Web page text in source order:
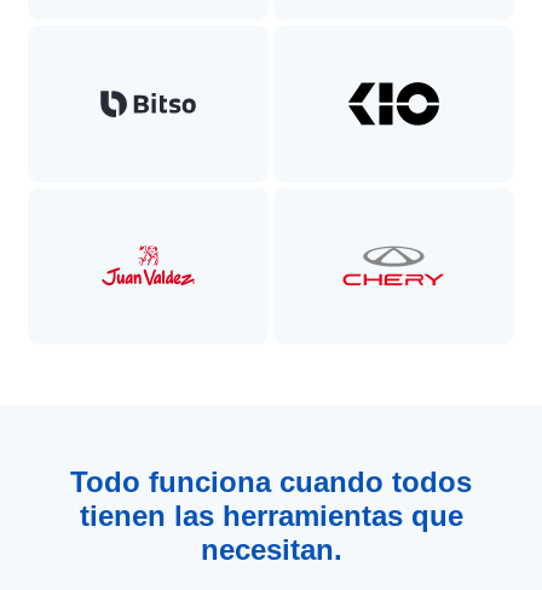
Todo funciona cuando todos
tienen las herramientas que
necesitan.